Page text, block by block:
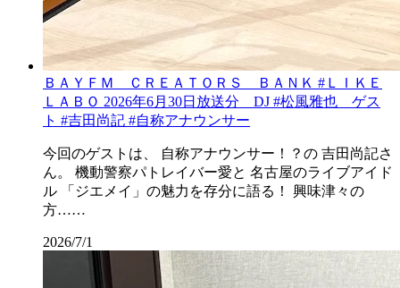
ＢＡＹＦＭ ＣＲＥＡＴＯＲＳ ＢＡＮＫ #ＬＩＫＥ
ＬＡＢＯ 2026年6月30日放送分 DJ #松風雅也 ゲス
ト #吉田尚記 #自称アナウンサー
今回のゲストは、 自称アナウンサー！？の 吉田尚記さ
ん。 機動警察パトレイバー愛と 名古屋のライブアイド
ル 「ジエメイ」の魅力を存分に語る！ 興味津々の
方……
2026/7/1